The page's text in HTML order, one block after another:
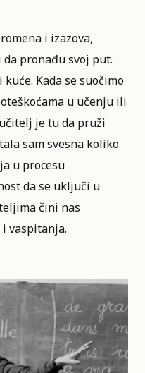
i izazova,
pronađu svoj put.
Kada se suočimo
u učenju ili
je tu da pruži
sam svesna koliko
u procesu
da se uključi u
čini nas
vaspitanja.